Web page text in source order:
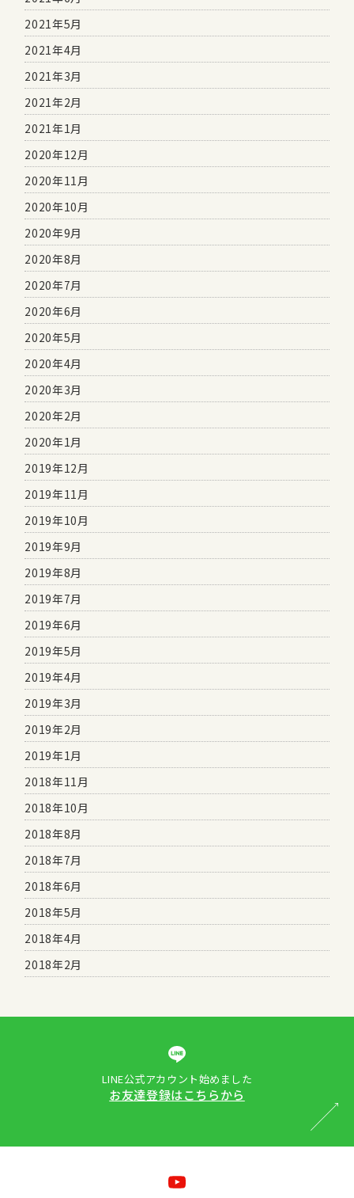
2021年5月
2021年4月
2021年3月
2021年2月
2021年1月
2020年12月
2020年11月
2020年10月
2020年9月
2020年8月
2020年7月
2020年6月
2020年5月
2020年4月
2020年3月
2020年2月
2020年1月
2019年12月
2019年11月
2019年10月
2019年9月
2019年8月
2019年7月
2019年6月
2019年5月
2019年4月
2019年3月
2019年2月
2019年1月
2018年11月
2018年10月
2018年8月
2018年7月
2018年6月
2018年5月
2018年4月
2018年2月
LINE公式アカウント始めました
お友達登録はこちらから